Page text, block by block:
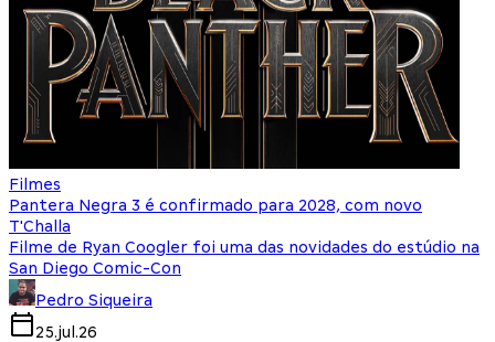
Filmes
Pantera Negra 3 é confirmado para 2028, com novo
T'Challa
Filme de Ryan Coogler foi uma das novidades do estúdio na
San Diego Comic-Con
Pedro Siqueira
25.jul.26